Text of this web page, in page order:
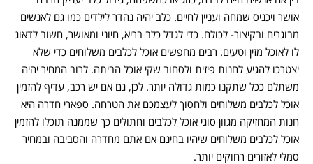
אושר ויכניס שמחה ועניין לחיים. כלב יהיה נהדר לילדים כמו גם לאנשים
מבוגרים ובקיצור- לכולם. כדי לגדל כלב בריא, חיוני ומאושר, חשוב לדאוג
לו לאוכל מזין וטעים. רבים מחפשים אוכל לכלבים משלוחים כדי שלא
יצטרכו להגיע לחנות פיזית ולסחוב שקי אוכל הביתה. לרוב המחיר יהיה
משתלם ככל שתקנו כמות גדולה יותר. לכן, גם אם יש רכב, עדיף להזמין
אוכל לכלבים משלוחים ולחסוך לעצמכם את הטרחה. ספארי חדרה היא
חנות המחזיקה מגוון סוגי אוכל לכלבים וחתולים כך שממנה תוכלו להזמין
אוכל לכלבים משלוחים שיהיו בחינם אם אתם מחדרה והסביבה ובמחיר
סמלי לאזורים רחוקים יותר.